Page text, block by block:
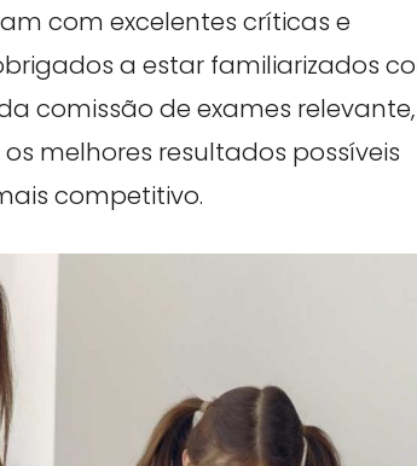
com excelentes críticas e
a estar familiarizados
comissão de exames relevante,
melhores resultados possíveis
competitivo.